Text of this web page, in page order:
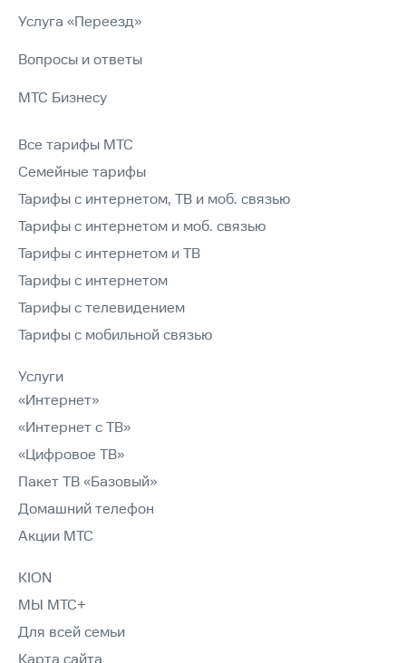
Услуга «Переезд»
Вопросы и ответы
МТС Бизнесу
Все тарифы МТС
Семейные тарифы
Тарифы с интернетом, ТВ и моб. связью
Тарифы с интернетом и моб. связью
Тарифы с интернетом и ТВ
Тарифы с интернетом
Тарифы с телевидением
Тарифы с мобильной связью
Услуги
«Интернет»
«Интернет с ТВ»
«Цифровое ТВ»
Пакет ТВ «Базовый»
Домашний телефон
Акции МТС
KION
МЫ МТС+
Для всей семьи